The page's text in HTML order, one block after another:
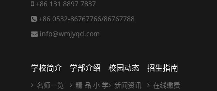
+86 131 8897 7837
+86 0532-86767766/86767788
info@wmjyqd.com
学校简介
名师一览
学部介绍
精 品 小 学
校园动态
新闻资讯
招生指南
在线缴费